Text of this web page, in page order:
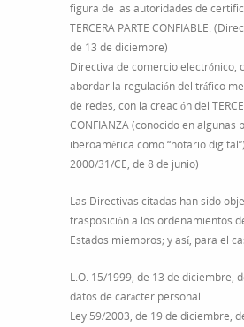
figura de las autoridades de
TERCERA PARTE CONFIABLE.
de 13 de diciembre)
Directiva de comercio electrónico,
abordar la regulación del tráfico
de redes, con la creación del
CONFIANZA (conocido en algunas
iberoamérica como “notario
2000/31/CE, de 8 de junio)
Las Directivas citadas han sido
trasposición a los ordenamientos
Estados miembros; y así, para el
L.O. 15/1999, de 13 de diciembre,
datos de carácter personal.
Ley 59/2003, de 19 de diciembre,